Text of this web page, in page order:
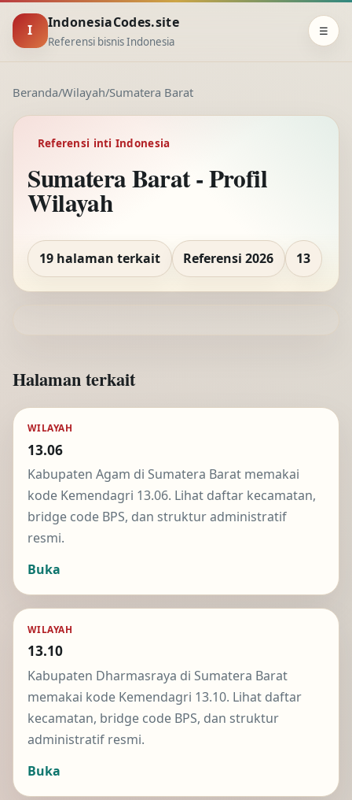
I IndonesiaCodes.site
Referensi bisnis Indonesia
☰
Beranda/Wilayah/Sumatera Barat
Referensi inti Indonesia
Sumatera Barat - Profil
Wilayah
19 halaman terkait Referensi 2026 13
Halaman terkait
WILAYAH
13.06
Kabupaten Agam di Sumatera Barat memakai
kode Kemendagri 13.06. Lihat daftar kecamatan,
bridge code BPS, dan struktur administratif
resmi.
Buka
WILAYAH
13.10
Kabupaten Dharmasraya di Sumatera Barat
memakai kode Kemendagri 13.10. Lihat daftar
kecamatan, bridge code BPS, dan struktur
administratif resmi.
Buka